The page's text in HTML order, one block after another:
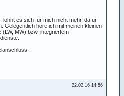
lohnt es sich für mich nicht mehr, dafür
Gelegentlich höre ich mit meinen kleinen
MW) bzw. integriertem
22.02.16 14:56